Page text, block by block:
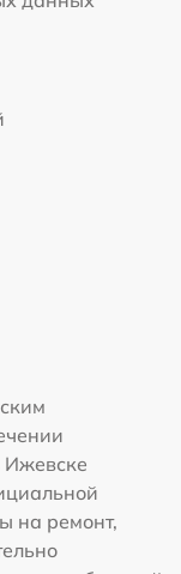
Ижевске
на ремонт,